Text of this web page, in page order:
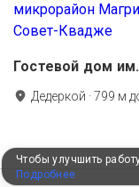
Гостевой дом
Дедеркой ·799 м
Чтобы улучшить
Подробнее